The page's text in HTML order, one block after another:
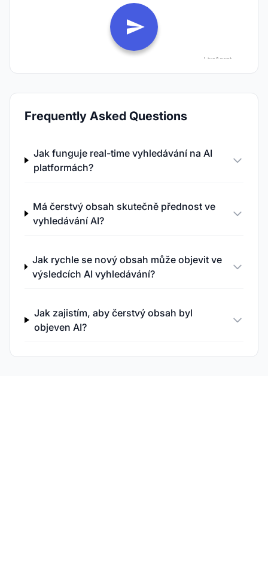
Frequently Asked Questions
Jak funguje real-time vyhledávání na AI
platformách?
Má čerstvý obsah skutečně přednost ve
vyhledávání AI?
Jak rychle se nový obsah může objevit ve
výsledcích AI vyhledávání?
Jak zajistím, aby čerstvý obsah byl
objeven AI?